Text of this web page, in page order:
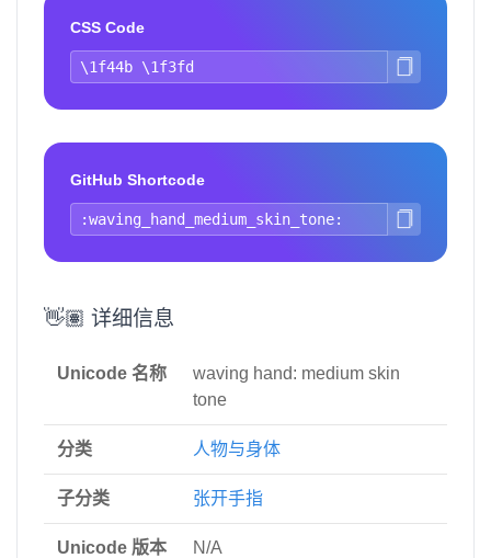
CSS Code
GitHub Shortcode
👋🏽 详细信息
Unicode 名称
waving hand: medium skin
tone
分类 人物与身体
子分类 张开手指
Unicode 版本 N/A